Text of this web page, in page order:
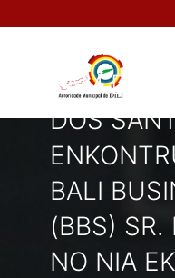
PAM DÍLI,
DOS
BALI
(BBS) SR.
NO NIA